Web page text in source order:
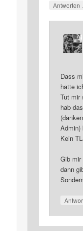
Antworten
Dass
hatte
Tut mir
hab
Admin)
Kein
Gib mir
dann